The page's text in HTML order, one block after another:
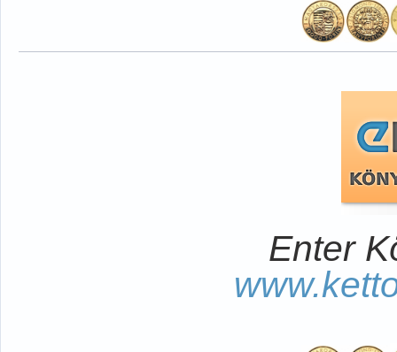
Enter